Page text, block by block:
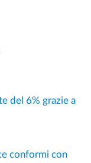
del 6% grazie a
conformi con